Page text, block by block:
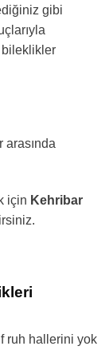
gibi
arasında
için Kehribar
ruh hallerini yok